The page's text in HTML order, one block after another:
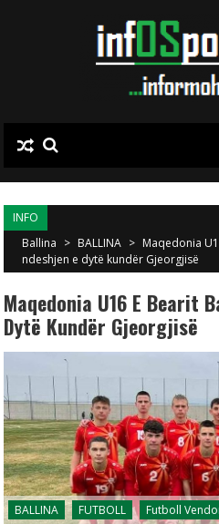
INFO
Ballina > BALLINA > Maqedonia
ndeshjen e dytë kundër Gjeorgjisë
Maqedonia U16 E Bearit
Dytë Kundër Gjeorgjisë
BALLINA FUTBOLL
Futboll